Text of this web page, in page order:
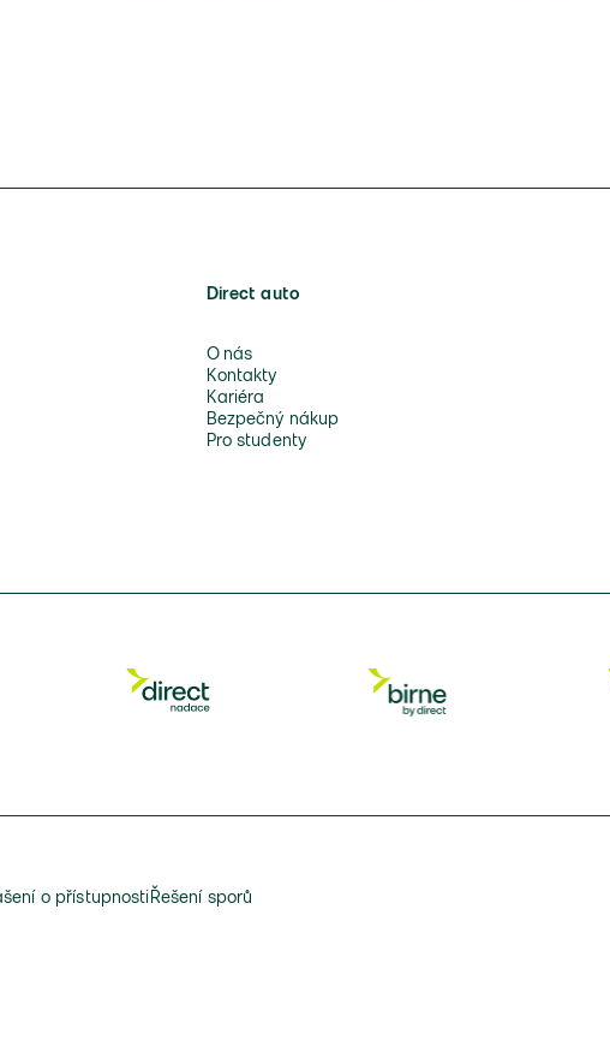
Direct auto
O nás
Kontakty
Kariéra
Bezpečný nákup
Pro studenty
o přístupnosti Řešení sporů